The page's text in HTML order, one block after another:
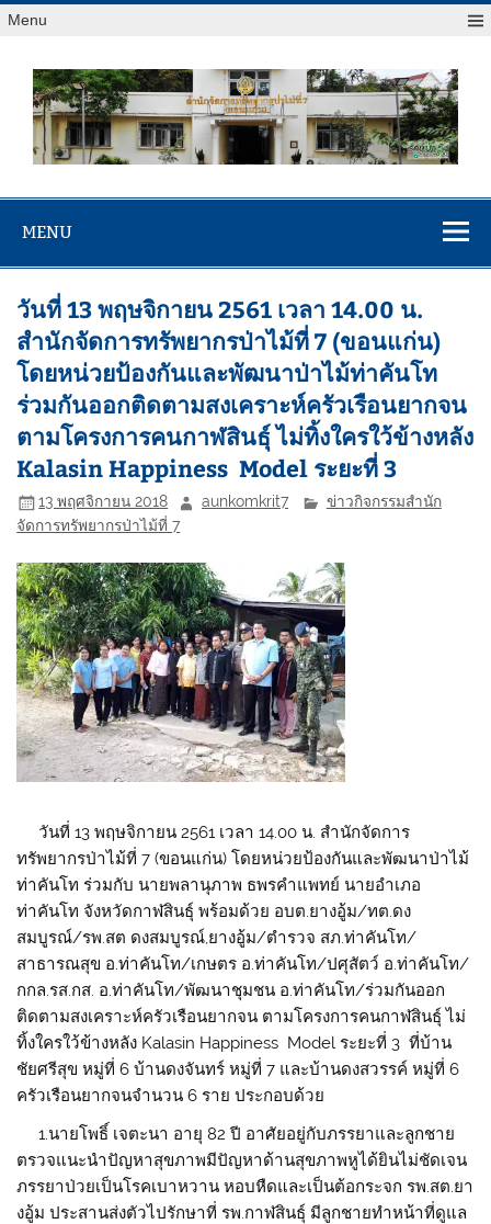
Menu
สจป.ที่ 7
(ขอนแก่น)
MENU
วันที่ 13 พฤษจิกายน 2561 เวลา 14.00 น.
สำนักจัดการทรัพยากรป่าไม้ที่ 7 (ขอนแก่น)
โดยหน่วยป้องกันและพัฒนาป่าไม้ท่าคันโท
ร่วมกันออกติดตามสงเคราะห์ครัวเรือนยากจน
ตามโครงการคนกาฬสินธุ์ ไม่ทิ้งใครใว้ข้างหลัง
Kalasin Happiness Model ระยะที่ 3
13 พฤศจิกายน 2018 aunkomkrit7
ข่าวกิจกรรมสำนัก
จัดการทรัพยากรป่าไม้ที่ 7
วันที่13พฤษจิกายน 2561 เวลา 14.00 น. สำนักจัดการ
ทรัพยากรป่าไม้ที่ 7 (ขอนแก่น) โดยหน่วยป้องกันและพัฒนาป่าไม้
ท่าคันโท ร่วมกับ นายพลานุภาพ ธพรคำแพทย์ นายอำเภอ
ท่าคันโท จังหวัดกาฬสินธุ์ พร้อมด้วย อบต .ยางอู้ม/ทต .ดง
สมบูรณ์/รพ.สต ดงสมบูรณ์,ยางอู้ม/ตำรวจ สภ .ท่าคันโท/
สาธารณสุข อ.ท่าคันโท/เกษตร อ.ท่าคันโท/ปศุสัตว์ อ.ท่าคันโท/
กกล รส.กส . อ.ท่าคันโท/พัฒนาชุมชน อ.ท่าคันโท/ร่วมกันออก
ติดตามสงเคราะห์ครัวเรือนยากจน ตามโครงการคนกาฬสินธุ์ ไม่
ทิ้งใครใว้ข้างหลัง Kalasin Happiness Model ระยะที่ 3 ที่บ้าน
ชัยศรีสุข หมู่ที่ 6 บ้านดงจันทร์ หมู่ที่ 7 และบ้านดงสวรรค์ หมู่ที่ 6
ครัวเรือนยากจนจำนวน 6 ราย ประกอบด้วย
1.นายโพธิ์ เจตะนา อายุ 82 ปี อาศัยอยู่กับภรรยาและลูกชาย
ตรวจแนะนำปัญหาสุขภาพมีปัญหาด้านสุขภาพหูได้ยินไม่ชัดเจน
ภรรยาป่วยเป็นโรคเบาหวาน หอบหืดและเป็นต้อกระจก รพ.สต.ยา
งอู้ม ประสานส่งตัวไปรักษาที่ รพ.กาฬสินธุ์ มีลูกชายทำหน้าที่ดูแล